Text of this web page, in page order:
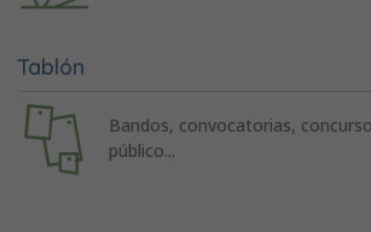
Tablón
Bandos, convocatorias,
público...